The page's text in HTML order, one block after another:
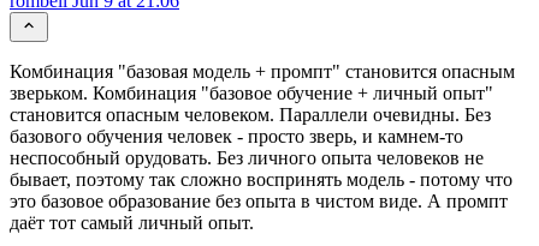
Комбинация "базовая модель + промпт" становится опасным
зверьком. Комбинация "базовое обучение + личный опыт"
становится опасным человеком. Параллели очевидны. Без
базового обучения человек - просто зверь, и камнем-то
неспособный орудовать. Без личного опыта человеков не
бывает, поэтому так сложно воспринять модель - потому что
это базовое образование без опыта в чистом виде. А промпт
даёт тот самый личный опыт.